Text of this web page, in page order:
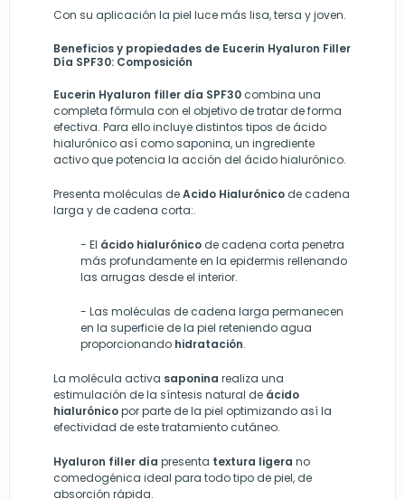
Con su aplicación la piel luce más lisa, tersa y joven.
Beneficios y propiedades de Eucerin Hyaluron Filler
Día SPF30: Composición
Eucerin Hyaluron filler día SPF30 combina una
completa fórmula con el objetivo de tratar de forma
efectiva. Para ello incluye distintos tipos de ácido
hialurónico así como saponina, un ingrediente
activo que potencia la acción del ácido hialurónico.
Presenta moléculas deAcido Hialurónico de cadena
larga y de cadena corta:.
- El ácido hialurónico de cadena corta penetra
más profundamente en la epidermis rellenando
las arrugas desde el interior.
- Las moléculas de cadena larga permanecen
en la superficie de la piel reteniendo agua
proporcionando hidratación.
La molécula activa saponina realiza una
estimulación de la síntesis natural de ácido
hialurónicopor parte de la piel optimizando así la
efectividad de este tratamiento cutáneo.
Hyaluron filler día presenta textura ligera no
comedogénica ideal para todo tipo de piel, de
absorción rápida.